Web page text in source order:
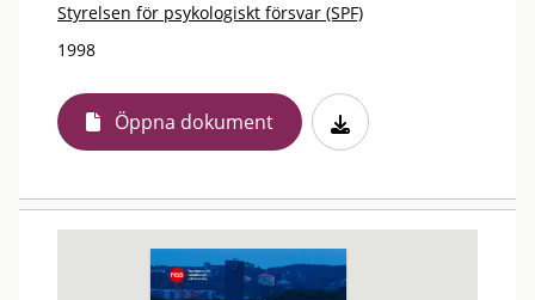
Styrelsen för psykologiskt försvar (SPF)
1998
Öppna dokument